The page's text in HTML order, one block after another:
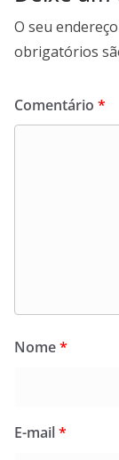
O seu
obrigatórios
Comentário *
Nome*
E-mail*